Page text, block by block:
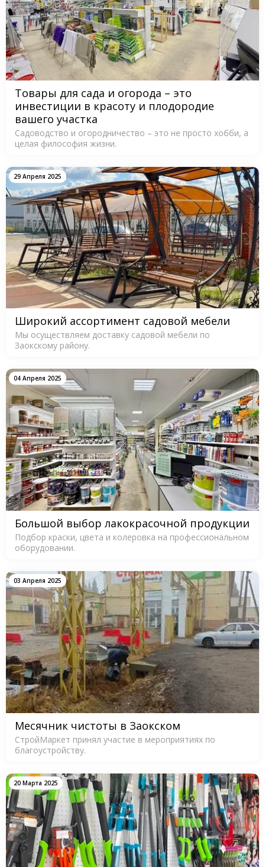
Товары для сада и огорода – это
инвестиции в красоту и плодородие
вашего участка
Садоводство и огородничество – это не просто хобби, а
целая философия жизни.
29 Апреля 2025
Широкий ассортимент садовой мебели
Мы осуществляем доставку садовой мебели по
Заокскому району.
04 Апреля 2025
Большой выбор лакокрасочной продукции
Подбор краски, цвета и колеровка на профессиональном
оборудовании.
03 Апреля 2025
Месячник чистоты в Заокском
СтройМаркет принял участие в мероприятиях по
благоустройству.
20 Марта 2025